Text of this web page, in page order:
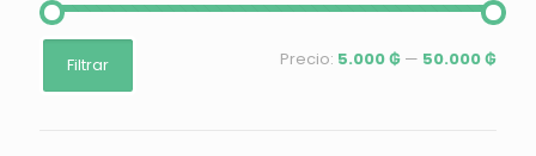
Precio
mínimo
Precio
máximo
Filtrar Precio: 5.000 ₲ — 50.000 ₲